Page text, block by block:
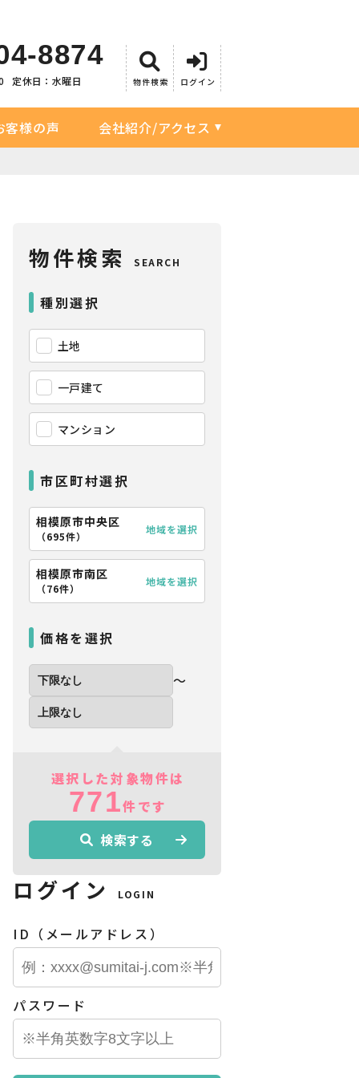
8874
定休日：水曜日 物件検索 ログイン
客様の声 会社紹介/アクセス
物件検索 SEARCH
種別選択
土地
一戸建て
マンション
市区町村選択
相模原市中央区
（695件）
地域を選択
相模原市南区
（76件）
地域を選択
価格を選択
〜
選択した対象物件は
771件です
検索する
ログイン LOGIN
ID（メールアドレス）
パスワード